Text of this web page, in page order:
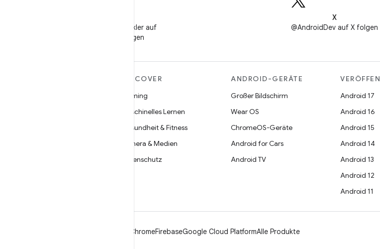
Android-Entwickler auf
WeChat folgen
X
@AndroidDev auf X folgen
DISCOVER
Gaming
Maschinelles Lernen
Gesundheit & Fitness
Kamera & Medien
Datenschutz
ANDROID-GERÄTE
Großer Bildschirm
Wear OS
ChromeOS-Geräte
Android for Cars
Android TV
Android 17
Android 16
Android 15
Android 14
Android 13
Android 12
Android 11
ChromeFirebaseGoogle Cloud PlatformAlle Produkte